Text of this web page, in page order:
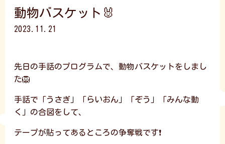
動物バスケット🐰
2023.11.21
先日の手話のプログラムで、動物バスケットをしまし
た🦁
手話で「うさぎ」「らいおん」「ぞう」「みんな動
く」の合図をして、
テープが貼ってあるところの争奪戦です❗